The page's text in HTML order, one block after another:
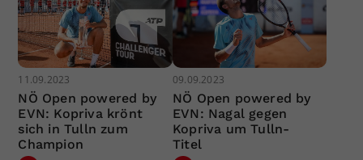
11.09.2023
NÖ Open powered by
EVN: Kopriva krönt
sich in Tulln zum
Champion
09.09.2023
NÖ Open powered by
EVN: Nagal gegen
Kopriva um Tulln-
Titel